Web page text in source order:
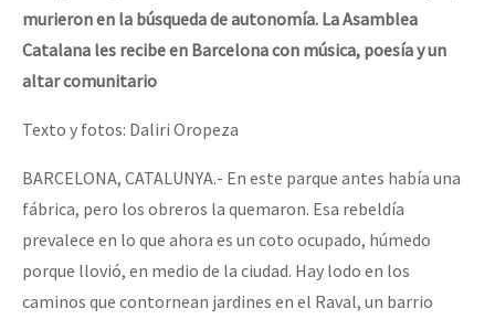
murieron en la búsqueda de autonomía. La Asamblea
Catalana les recibe en Barcelona con música, poesía y un
altar comunitario
Texto y fotos: Daliri Oropeza
BARCELONA, CATALUNYA.- En este parque antes había una
fábrica, pero los obreros la quemaron. Esa rebeldía
prevalece en lo que ahora es un coto ocupado, húmedo
porque llovió, en medio de la ciudad. Hay lodo en los
caminos que contornean jardines en el Raval, un barrio